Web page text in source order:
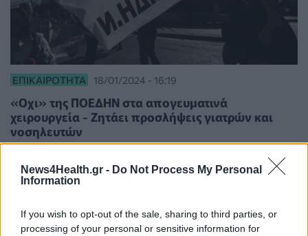
News4Health.gr - Do Not Process My Personal
Information
If you wish to opt-out of the sale, sharing to third parties, or
processing of your personal or sensitive information for
ΕΠΙΚΑΙΡΌΤΗΤΑ 18/01/2024 - 16:19
«Οχι» της ΠΟΕΔΗΝ στα απογευματινά
χειρουργεία - Ζητάει προσλήψεις γιατρών και
νοσηλευτών